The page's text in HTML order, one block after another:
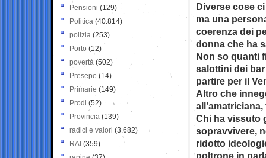
Diverse cose
ma una
coerenza dei
donna che ha
Non so quanti
salottini dei
partire per il
Altro che
Chi ha vissuto
sopravvivere,
ridotto
poltrone in
Pensioni (129)
Politica (40.814)
polizia (253)
Porto (12)
povertà (502)
Presepe (14)
Primarie (149)
Prodi (52)
Provincia (139)
radici e valori (3.682)
RAI (359)